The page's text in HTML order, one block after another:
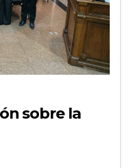
sobre la